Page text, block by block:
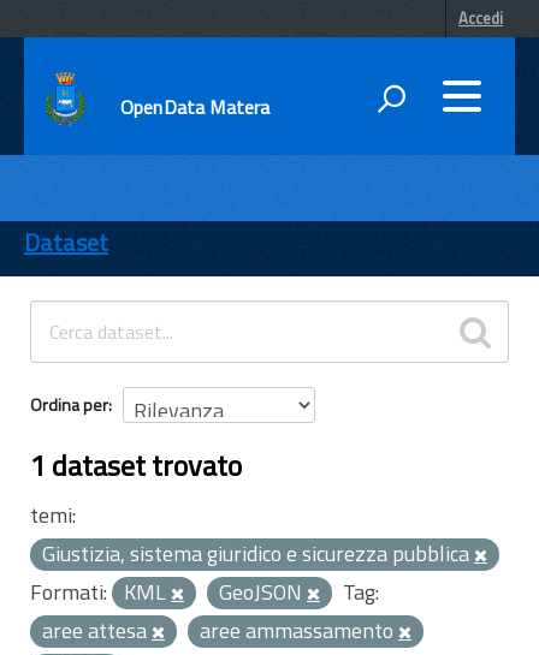
Accedi
OpenData Matera
ENTI
TEMI
INFORMAZIONI
Dataset
Ordina per
1 dataset trovato
temi:
Giustizia, sistema giuridico e sicurezza pubblica
Formati: KML GeoJSON
Tag:
aree attesa
aree ammassamento